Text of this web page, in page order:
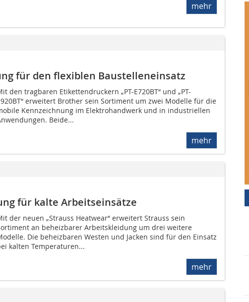
mehr
für den flexiblen Baustelleneinsatz
den tragbaren Etikettendruckern „PT-E720BT“ und „PT-
erweitert Brother sein Sortiment um zwei Modelle für die
Kennzeichnung im Elektrohandwerk und in industriellen
Beide...
mehr
für kalte Arbeitseinsätze
der neuen „Strauss Heatwear“ erweitert Strauss sein
an beheizbarer Arbeitskleidung um drei weitere
Die beheizbaren Westen und Jacken sind für den Einsatz
kalten Temperaturen...
mehr